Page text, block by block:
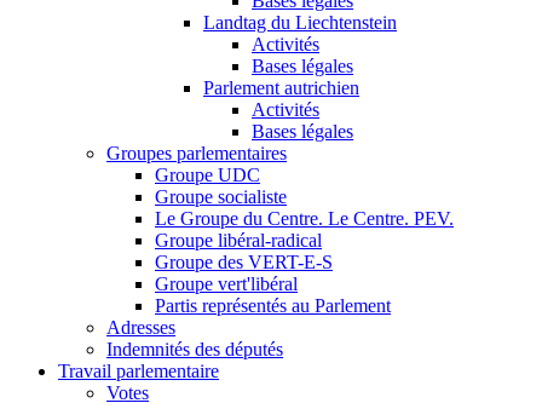
Landtag du Liechtenstein
Activités
Bases légales
Parlement autrichien
Activités
Bases légales
Groupes parlementaires
Groupe UDC
Groupe socialiste
Le Groupe du Centre. Le Centre. PEV.
Groupe libéral-radical
Groupe des VERT-E-S
Groupe vert'libéral
Partis représentés au Parlement
Adresses
Indemnités des députés
Travail parlementaire
Votes